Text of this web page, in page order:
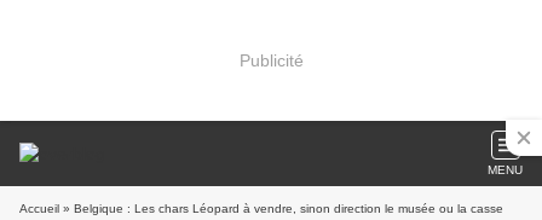
Publicité
MENU
Accueil » Belgique : Les chars Léopard à vendre, sinon direction le musée ou la casse